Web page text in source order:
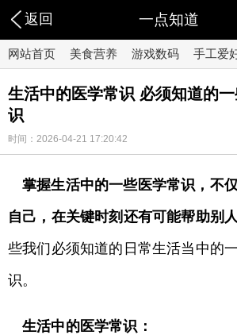
返回 一点知道
网站首页 美食营养 游戏数码 手工爱
生活中的医学常识 必须知道的
识
时间：2026-04-21 17:20:42
掌握生活中的一些医学常识，不
自己，在关键时刻还有可能帮助别
些我们必须知道的日常生活当中的
识。
生活中的医学常识：